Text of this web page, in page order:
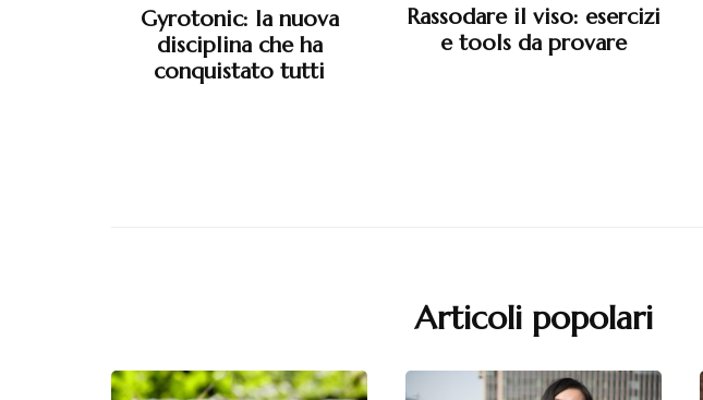
Gyrotonic: la nuova
disciplina che ha
conquistato tutti
Rassodare il viso: esercizi
e tools da provare
Articoli popolari